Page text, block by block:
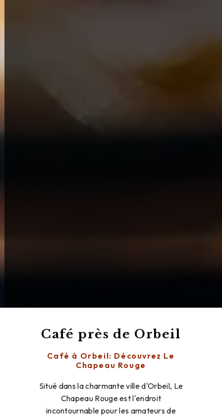
Café près de Orbeil
Café à Orbeil: Découvrez Le
Chapeau Rouge
Situé dans la charmante ville d'Orbeil, Le
Chapeau Rouge est l'endroit
incontournable pour les amateurs de